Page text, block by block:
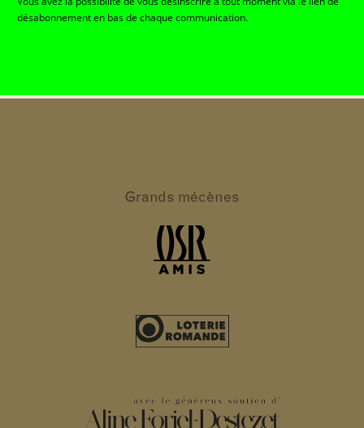
désabonnement en bas de chaque communication.
Grands mécènes